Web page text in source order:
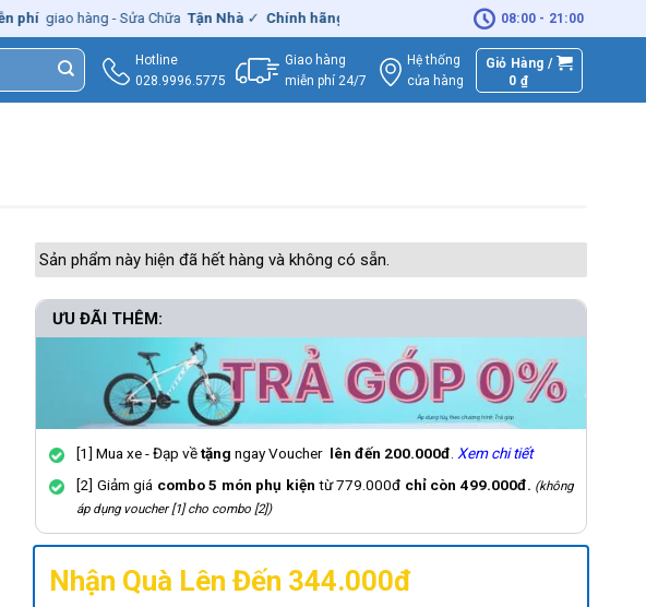
giao hàng - Sửa Chữa Tận Nhà ✓ Chính hãng – Xuất 🚚 Miễn phí giao hàng -
08:00 - 21:00
Hotline
028.9996.5775
Giao hàng
miễn phí 24/7
Hệ thống
cửa hàng
Giỏ Hàng /
0₫
Sản phẩm này hiện đã hết hàng và không có sẵn.
ƯU ĐÃI THÊM:
[1] Mua xe - Đạp vềtặngngay Voucher lên đến 200.000đ.Xem chi tiết
[2] Giảm giá combo 5 món phụ kiện từ 779.000đ chỉ còn 499.000đ. (không
áp dụng voucher [1] cho combo [2])
Nhận Quà Lên Đến 344.000đ